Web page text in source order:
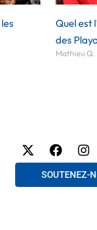
Quel est
des
Mathieu Q.
X-
twitter
SOUTENEZ-